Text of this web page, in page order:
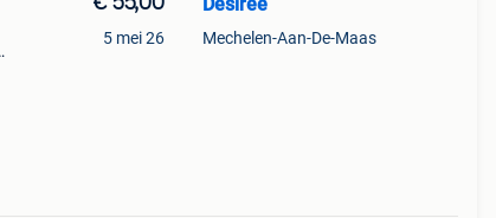
5 mei 26 Mechelen-Aan-De-Maas